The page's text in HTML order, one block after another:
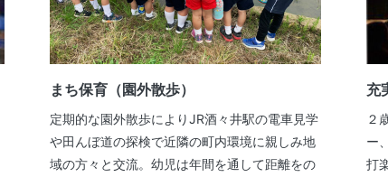
まち保育（園外散歩）
定期的な園外散歩によりJR酒々井駅の電車見学
や田んぼ道の探検で近隣の町内環境に親しみ地
域の方々と交流。幼児は年間を通して距離をの
充
２
ー
打